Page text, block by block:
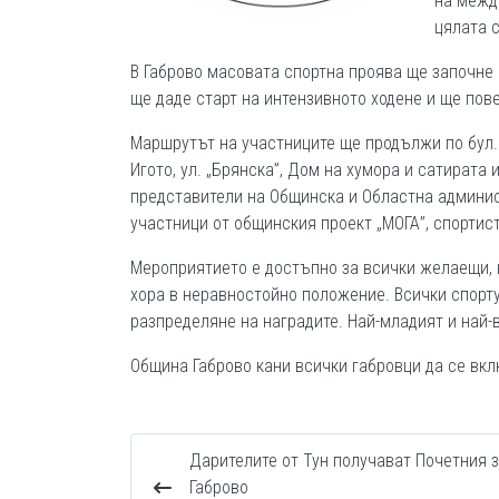
цялата
В Габрово масовата спортна проява ще
ще даде старт на интензивното ходене и ще
Маршрутът на участниците ще продължи по бул.
Игото, ул. „Брянска”, Дом на хумора и
представители на Общинска и Областна
участници от общинския проект „МОГА”,
Мероприятието е достъпно за всички желаещи,
хора в неравностойно положение. Всички
разпределяне на наградите. Най-младият и
Община Габрово кани всички габровци да се
Дарителите от Тун получават Почетния
Габрово